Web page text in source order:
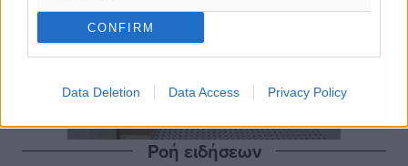
CONFIRM
Data Deletion Data Access Privacy Policy
Ροή ειδήσεων